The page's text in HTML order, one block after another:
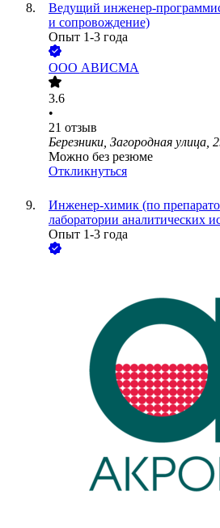
Ведущий инженер-
и сопровождение)
Опыт 1-3 года
ООО АВИСМА
3.6
•
21 отзыв
Березники, Загородная улица,
Можно без резюме
Откликнуться
Инженер-химик (по
лаборатории аналитических
Опыт 1-3 года